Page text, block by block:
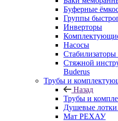
Буферные
Группы
Инверторы
Насосы
Стяжной
Buderus
Трубы и
Назад
Трубы и
Душевые
Мат РЕХАУ